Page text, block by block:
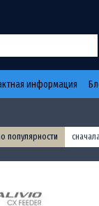
информация
популярности